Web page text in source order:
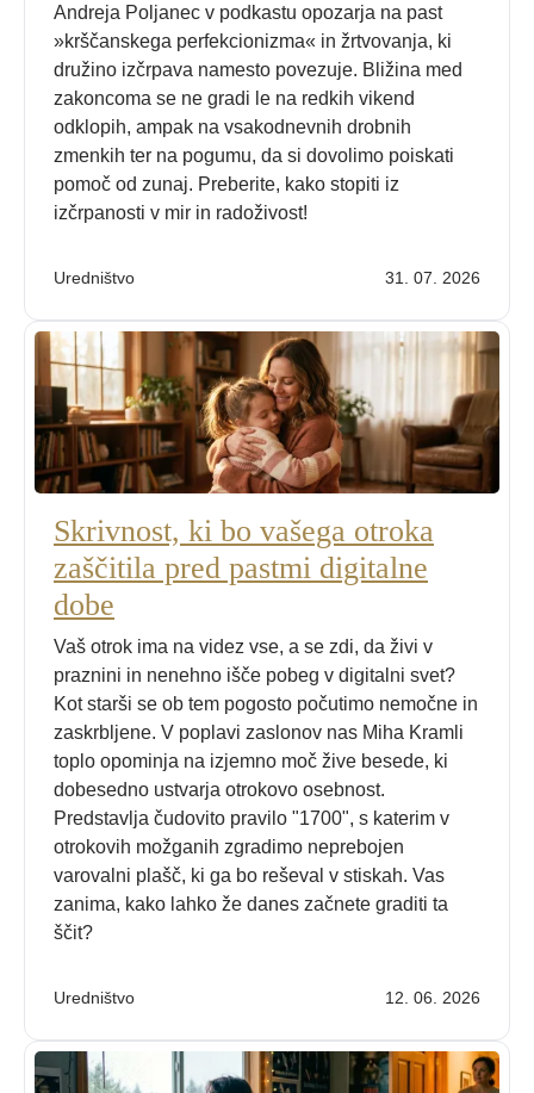
Andreja Poljanec v podkastu opozarja na past
»krščanskega perfekcionizma« in žrtvovanja, ki
družino izčrpava namesto povezuje. Bližina med
zakoncoma se ne gradi le na redkih vikend
odklopih, ampak na vsakodnevnih drobnih
zmenkih ter na pogumu, da si dovolimo poiskati
pomoč od zunaj. Preberite, kako stopiti iz
izčrpanosti v mir in radoživost!
Uredništvo 31. 07. 2026
Skrivnost, ki bo vašega otroka
zaščitila pred pastmi digitalne
dobe
Vaš otrok ima na videz vse, a se zdi, da živi v
praznini in nenehno išče pobeg v digitalni svet?
Kot starši se ob tem pogosto počutimo nemočne in
zaskrbljene. V poplavi zaslonov nas Miha Kramli
toplo opominja na izjemno moč žive besede, ki
dobesedno ustvarja otrokovo osebnost.
Predstavlja čudovito pravilo "1700", s katerim v
otrokovih možganih zgradimo neprebojen
varovalni plašč, ki ga bo reševal v stiskah. Vas
zanima, kako lahko že danes začnete graditi ta
ščit?
Uredništvo 12. 06. 2026